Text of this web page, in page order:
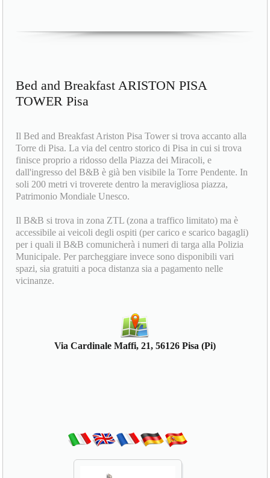
Bed and Breakfast ARISTON PISA
TOWER Pisa
Il Bed and Breakfast Ariston Pisa Tower si trova accanto alla
Torre di Pisa. La via del centro storico di Pisa in cui si trova
finisce proprio a ridosso della Piazza dei Miracoli, e
dall'ingresso del B&B è già ben visibile la Torre Pendente. In
soli 200 metri vi troverete dentro la meravigliosa piazza,
Patrimonio Mondiale Unesco.
Il B&B si trova in zona ZTL (zona a traffico limitato) ma è
accessibile ai veicoli degli ospiti (per carico e scarico bagagli)
per i quali il B&B comunicherà i numeri di targa alla Polizia
Municipale. Per parcheggiare invece sono disponibili vari
spazi, sia gratuiti a poca distanza sia a pagamento nelle
vicinanze.
Via Cardinale Maffi, 21, 56126 Pisa (Pi)